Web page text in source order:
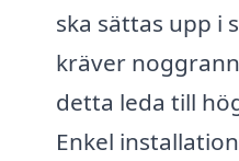
ska sättas upp i
kräver
detta leda till
Enkel